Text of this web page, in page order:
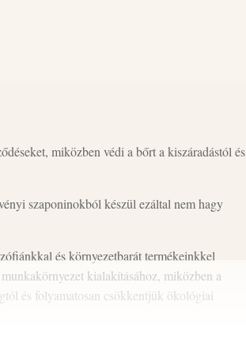
miközben védi a bőrt a kiszáradástól és
szaponinokból készül ezáltal nem hagy
és környezetbarát termékeinkkel
kialakításához, miközben a
és folyamatosan csökkentjük ökológiai